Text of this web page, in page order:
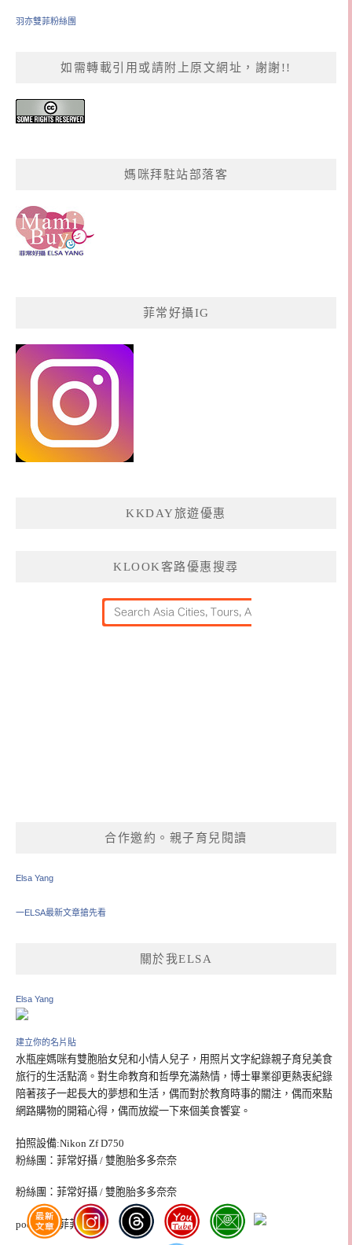
羽亦雙菲粉絲團
如需轉載引用或請附上原文網址，謝謝!!
媽咪拜駐站部落客
菲常好攝IG
KKDAY旅遊優惠
KLOOK客路優惠搜尋
合作邀約。親子育兒閱讀
Elsa Yang
一ELSA最新文章搶先看
關於我ELSA
Elsa Yang
建立你的名片貼
水瓶座媽咪有雙胞胎女兒和小情人兒子，用照片文字紀錄親子育兒美食
旅行的生活點滴。對生命教育和哲學充滿熱情，博士畢業卻更熱衷紀錄
陪著孩子一起長大的夢想和生活，偶而對於教育時事的關注，偶而來點
網路購物的開箱心得，偶而放縱一下來個美食饗宴。
拍照設備:Nikon Zf D750
粉絲團：菲常好攝 / 雙胞胎多多奈奈
粉絲團：菲常好攝 / 雙胞胎多多奈奈
podcast：菲菲之音